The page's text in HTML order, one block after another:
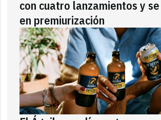
con cuatro lanzamientos y
en premiurización